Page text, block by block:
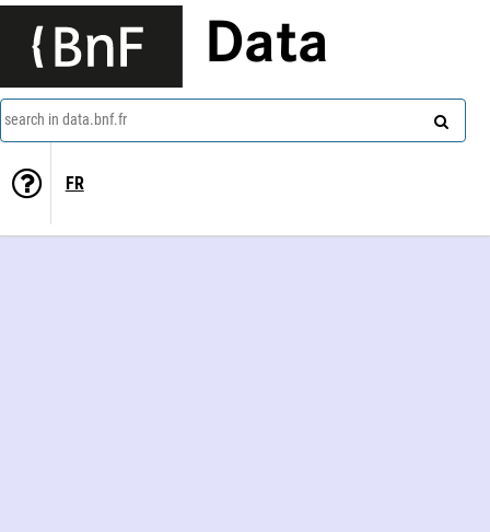
Data
search in data.bnf.fr
FR